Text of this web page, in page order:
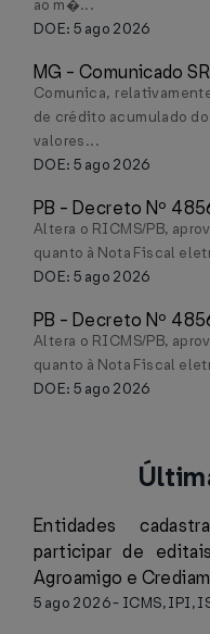
ao m�...
DOE: 5 ago 2026
MG - Comunicado
Comunica,
de crédito acumulado
valores...
DOE: 5 ago 2026
PB - Decreto Nº
Altera o RICMS/PB,
quanto à Nota Fiscal
DOE: 5 ago 2026
PB - Decreto Nº
Altera o RICMS/PB,
quanto à Nota Fiscal
DOE: 5 ago 2026
Entidades
participar de
Agroamigo e
5 ago 2026- ICMS, IPI,